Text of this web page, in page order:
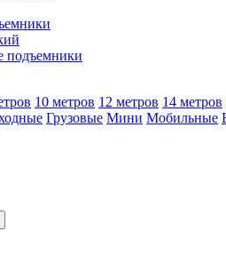
подъемники
10 метров 12 метров 14 метров
Грузовые Мини Мобильные